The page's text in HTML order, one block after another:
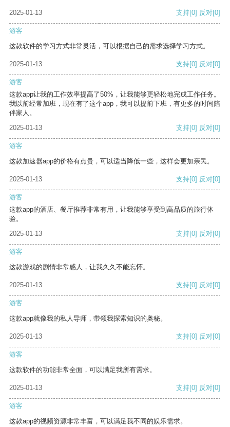
2025-01-13 支持[0] 反对[0]
游客
这款软件的学习方式非常灵活，可以根据自己的需求选择学习方式。
2025-01-13 支持[0] 反对[0]
游客
这款app让我的工作效率提高了50%，让我能够更轻松地完成工作任务。
我以前经常加班，现在有了这个app，我可以提前下班，有更多的时间陪
伴家人。
2025-01-13
支持[0] 反对[0]
游客
这款加速器app的价格有点贵，可以适当降低一些，这样会更加亲民。
2025-01-13 支持[0] 反对[0]
游客
这款app的酒店、餐厅推荐非常有用，让我能够享受到高品质的旅行体
验。
2025-01-13
支持[0] 反对[0]
游客
这款游戏的剧情非常感人，让我久久不能忘怀。
2025-01-13 支持[0] 反对[0]
游客
这款app就像我的私人导师，带领我探索知识的奥秘。
2025-01-13 支持[0] 反对[0]
游客
这款软件的功能非常全面，可以满足我所有需求。
2025-01-13 支持[0] 反对[0]
游客
这款app的视频资源非常丰富，可以满足我不同的娱乐需求。